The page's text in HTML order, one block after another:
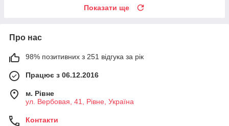
Показати ще
Про нас
98% позитивних з 251 відгука за рік
Працює з 06.12.2016
м. Рівне
ул. Вербовая, 41, Рівне, Україна
Контакти